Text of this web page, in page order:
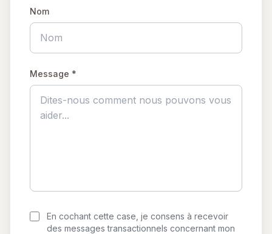
Nom
Message *
En cochant cette case, je consens à recevoir
des messages transactionnels concernant mon